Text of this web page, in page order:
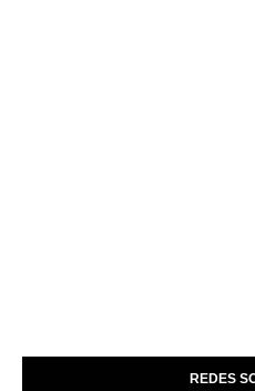
REDES